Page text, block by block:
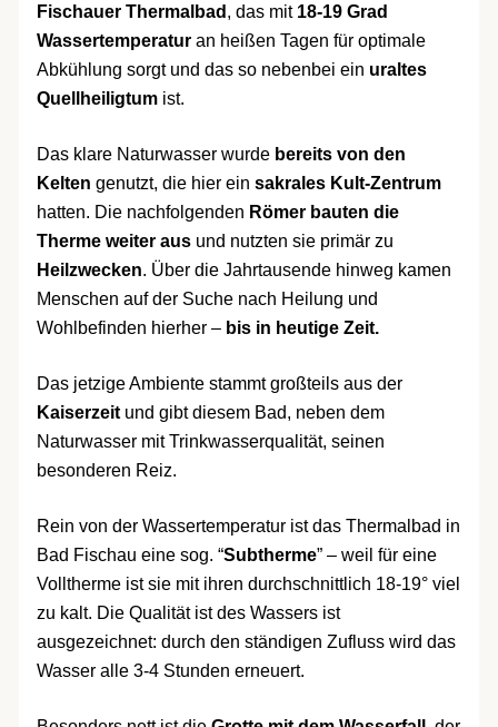
Fischauer Thermalbad , das mit 18-19 Grad
Wassertemperaturan heißen Tagen für optimale
Abkühlung sorgt und das so nebenbei ein uraltes
Quellheiligtumist.
Das klare Naturwasser wurdebereits von den
Kelten genutzt, die hier ein sakrales Kult-Zentrum
hatten. Die nachfolgenden Römer bauten die
Therme weiter ausund nutzten sie primär zu
Heilzwecken. Über die Jahrtausende hinweg kamen
Menschen auf der Suche nach Heilung und
Wohlbefinden hierher – bis in heutige Zeit.
Das jetzige Ambiente stammt großteils aus der
Kaiserzeit und gibt diesem Bad, neben dem
Naturwasser mit Trinkwasserqualität, seinen
besonderen Reiz.
Rein von der Wassertemperatur ist das Thermalbad in
Bad Fischau eine sog. “Subtherme” – weil für eine
Volltherme ist sie mit ihren durchschnittlich 18-19° viel
zu kalt. Die Qualität ist des Wassers ist
ausgezeichnet: durch den ständigen Zufluss wird das
Wasser alle 3-4 Stunden erneuert.